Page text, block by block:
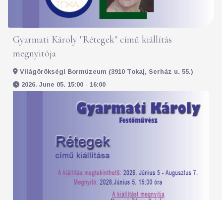
Gyarmati Károly "Rétegek" című kiállítás
megnyitója
Világörökségi Bormúzeum (3910 Tokaj, Serház u. 55.)
2026. June 05. 15:00 - 16:00